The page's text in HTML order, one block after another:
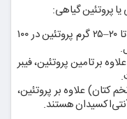
پروتئین گیاهی:
یا ترکیبات حبوباتی می‌توانند تا ۲۰–۲۵ گرم پروتئین در ۱۰۰
بر تامین پروتئین، فیبر
کتان) علاوه بر پروتئین،